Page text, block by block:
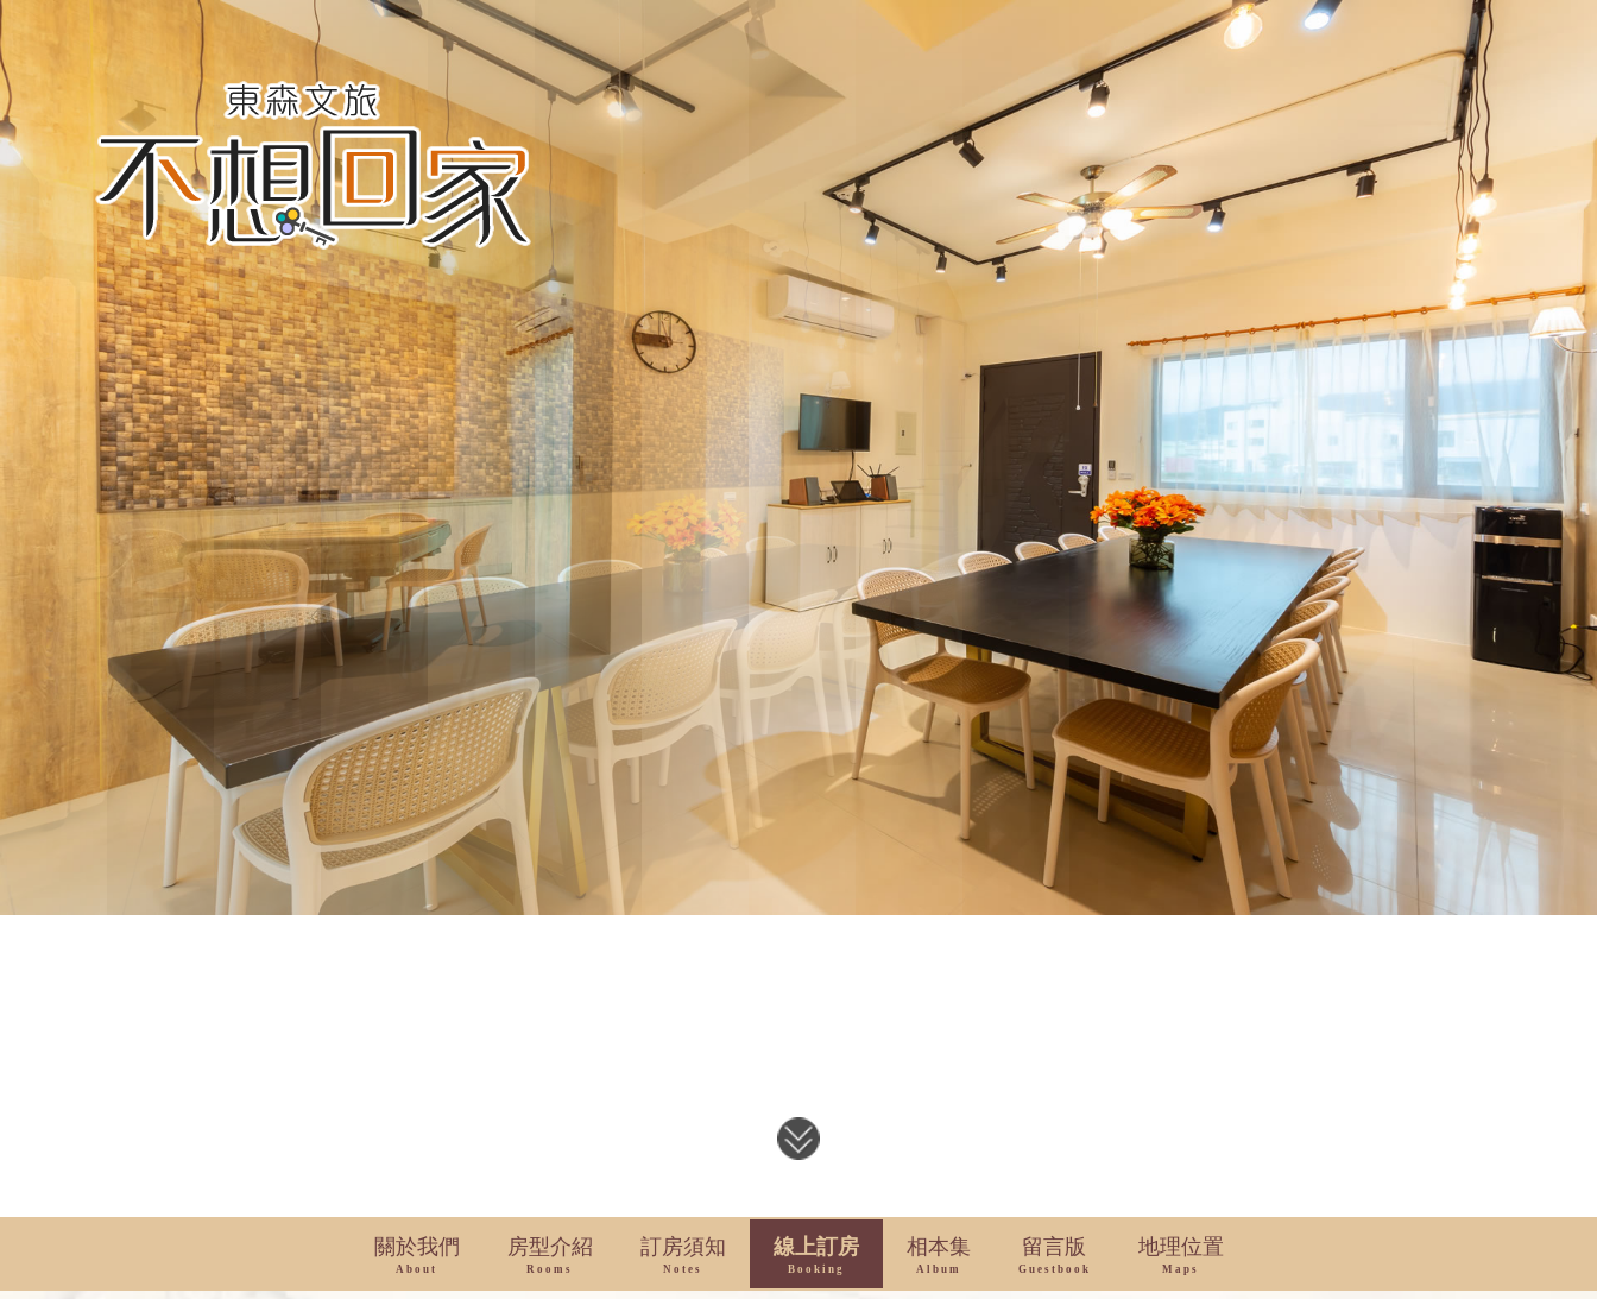
關於我們
About
房型介紹
Rooms
訂房須知
Notes
線上訂房
Booking
相本集
Album
留言版
Guestbook
地理位置
Maps